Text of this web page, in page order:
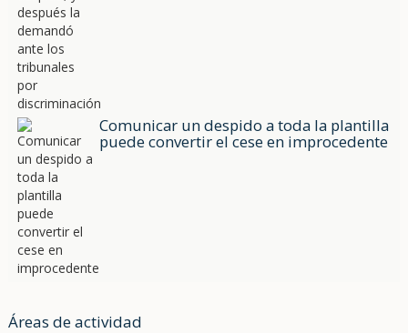
Comunicar un despido a toda la plantilla
puede convertir el cese en improcedente
Áreas de actividad